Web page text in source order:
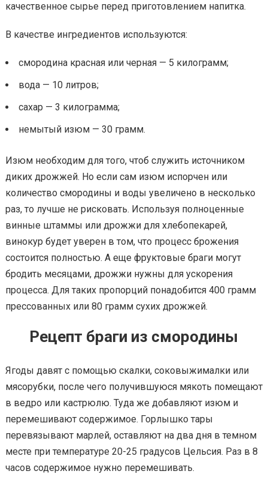
качественное сырье перед приготовлением напитка.
В качестве ингредиентов используются:
смородина красная или черная — 5 килограмм;
вода — 10 литров;
сахар — 3 килограмма;
немытый изюм — 30 грамм.
Изюм необходим для того, чтоб служить источником
диких дрожжей. Но если сам изюм испорчен или
количество смородины и воды увеличено в несколько
раз, то лучше не рисковать. Используя полноценные
винные штаммы или дрожжи для хлебопекарей,
винокур будет уверен в том, что процесс брожения
состоится полностью. А еще фруктовые браги могут
бродить месяцами, дрожжи нужны для ускорения
процесса. Для таких пропорций понадобится 400 грамм
прессованных или 80 грамм сухих дрожжей.
Рецепт браги из смородины
Ягоды давят с помощью скалки, соковыжималки или
мясорубки, после чего получившуюся мякоть помещают
в ведро или кастрюлю. Туда же добавляют изюм и
перемешивают содержимое. Горлышко тары
перевязывают марлей, оставляют на два дня в темном
месте при температуре 20-25 градусов Цельсия. Раз в 8
часов содержимое нужно перемешивать.